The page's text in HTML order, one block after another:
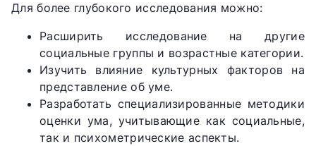
Для более глубокого исследования можно:
Расширить исследование на другие
социальные группы и возрастные категории.
Изучить влияние культурных факторов на
представление об уме.
Разработать специализированные методики
оценки ума, учитывающие как социальные,
так и психометрические аспекты.